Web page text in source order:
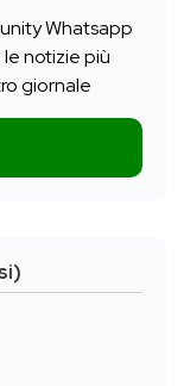
Whatsapp
notizie più
giornale